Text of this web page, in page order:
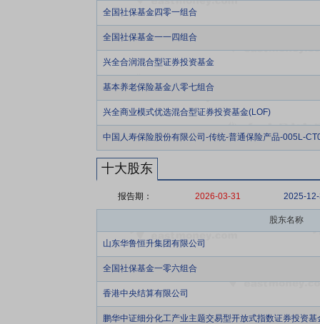
全国社保基金四零一组合
全国社保基金一一四组合
兴全合润混合型证券投资基金
基本养老保险基金八零七组合
兴全商业模式优选混合型证券投资基金(LOF)
中国人寿保险股份有限公司-传统-普通保险产品-005L-
十大股东
报告期： 2026-03-31 2025-
股东名称
山东华鲁恒升集团有限公司
全国社保基金一零六组合
香港中央结算有限公司
鹏华中证细分化工产业主题交易型开放式指数证券投资基